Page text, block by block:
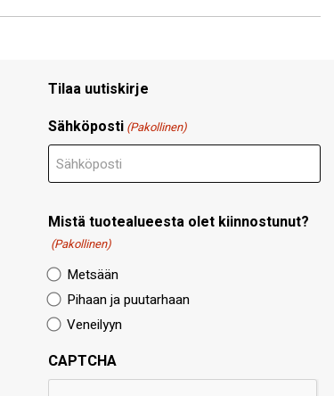
Tilaa uutiskirje
Sähköposti (Pakollinen)
Mistä tuotealueesta olet kiinnostunut?
(Pakollinen)
Metsään
Pihaan ja puutarhaan
Veneilyyn
CAPTCHA